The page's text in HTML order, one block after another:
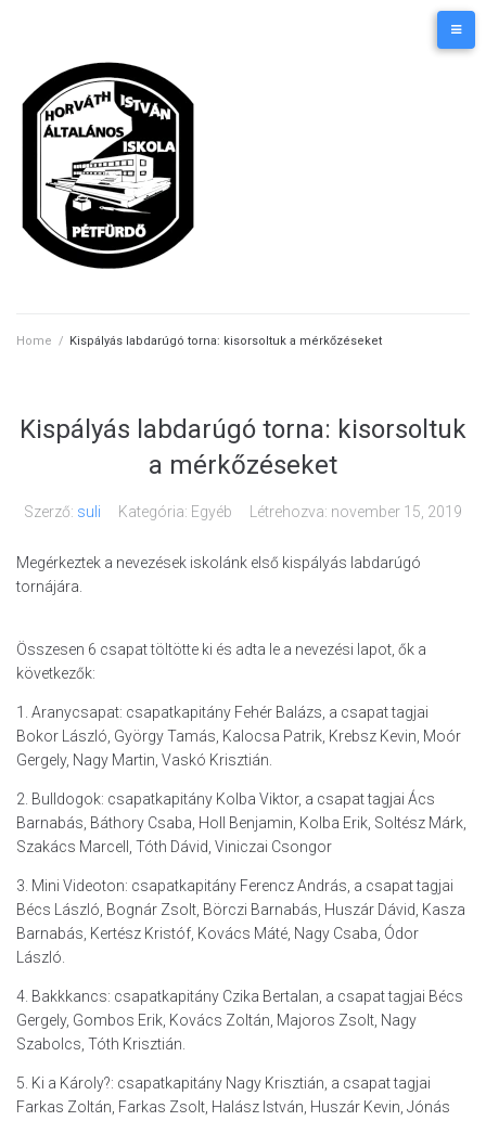
Home / Kispályás labdarúgó torna: kisorsoltuk a mérkőzéseket
Kispályás labdarúgó torna: kisorsoltuk
a mérkőzéseket
Szerző: suli Kategória: Egyéb Létrehozva: november 15, 2019
Megérkeztek a nevezések iskolánk első kispályás labdarúgó
tornájára.
Összesen 6 csapat töltötte ki és adta le a nevezési lapot, ők a
következők:
1. Aranycsapat: csapatkapitány Fehér Balázs, a csapat tagjai
Bokor László, György Tamás, Kalocsa Patrik, Krebsz Kevin, Moór
Gergely, Nagy Martin, Vaskó Krisztián.
2. Bulldogok: csapatkapitány Kolba Viktor, a csapat tagjai Ács
Barnabás, Báthory Csaba, Holl Benjamin, Kolba Erik, Soltész Márk,
Szakács Marcell, Tóth Dávid, Viniczai Csongor
3. Mini Videoton: csapatkapitány Ferencz András, a csapat tagjai
Bécs László, Bognár Zsolt, Börczi Barnabás, Huszár Dávid, Kasza
Barnabás, Kertész Kristóf, Kovács Máté, Nagy Csaba, Ódor
László.
4. Bakkkancs: csapatkapitány Czika Bertalan, a csapat tagjai Bécs
Gergely, Gombos Erik, Kovács Zoltán, Majoros Zsolt, Nagy
Szabolcs, Tóth Krisztián.
5. Ki a Károly?: csapatkapitány Nagy Krisztián, a csapat tagjai
Farkas Zoltán, Farkas Zsolt, Halász István, Huszár Kevin, Jónás